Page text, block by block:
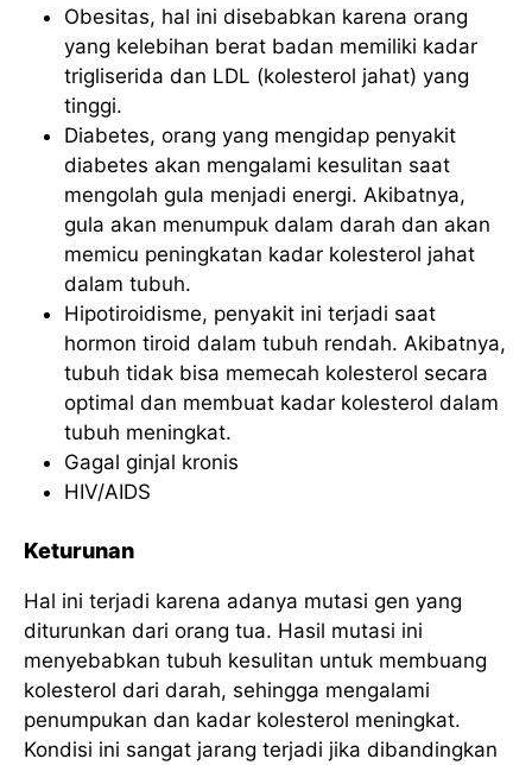
Obesitas, hal ini disebabkan karena orang
yang kelebihan berat badan memiliki kadar
trigliserida dan LDL (kolesterol jahat) yang
tinggi.
Diabetes, orang yang mengidap penyakit
diabetes akan mengalami kesulitan saat
mengolah gula menjadi energi. Akibatnya,
gula akan menumpuk dalam darah dan akan
memicu peningkatan kadar kolesterol jahat
dalam tubuh.
Hipotiroidisme, penyakit ini terjadi saat
hormon tiroid dalam tubuh rendah. Akibatnya,
tubuh tidak bisa memecah kolesterol secara
optimal dan membuat kadar kolesterol dalam
tubuh meningkat.
Gagal ginjal kronis
HIV/AIDS
Keturunan
Hal ini terjadi karena adanya mutasi gen yang
diturunkan dari orang tua. Hasil mutasi ini
menyebabkan tubuh kesulitan untuk membuang
kolesterol dari darah, sehingga mengalami
penumpukan dan kadar kolesterol meningkat.
Kondisi ini sangat jarang terjadi jika dibandingkan